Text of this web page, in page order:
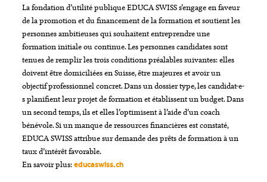
La fondation d’utilité publique EDUCA SWISS s’engage en faveur
de la promotion et du financement de la formation et soutient les
personnes ambitieuses qui souhaitent entreprendre une
formation initiale ou continue. Les personnes candidates sont
tenues de remplir les trois conditions préalables suivantes: elles
doivent être domiciliées en Suisse, être majeures et avoir un
objectif professionnel concret. Dans un dossier type, les candidat-e-
s planifient leur projet de formation et établissent un budget. Dans
un second temps, ils et elles l’optimisent à l’aide d’un coach
bénévole. Si un manque de ressources financières est constaté,
EDUCA SWISS attribue sur demande des prêts de formation à un
taux d’intérêt favorable.
En savoir plus:educaswiss.ch